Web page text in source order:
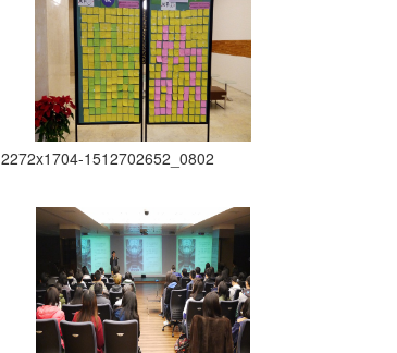
2272x1704-1512702652_0802